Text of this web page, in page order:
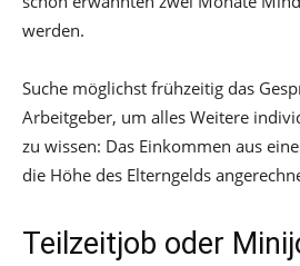
werden.
Suche möglichst frühzeitig das
Arbeitgeber, um alles Weitere
zu wissen: Das Einkommen aus
die Höhe des Elterngelds
Teilzeitjob oder